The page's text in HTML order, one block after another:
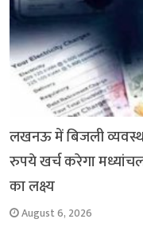
लखनऊ में बिजली
रुपये खर्च करेगा
का लक्ष्य
August 6, 2026